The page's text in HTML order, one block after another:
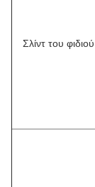
Σλίντ του φιδιού